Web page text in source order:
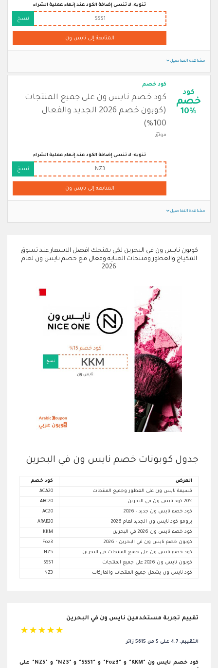
تنويه: لا تنسى إضافة الكود عند إنهاء عملية الشراء
SSS1 نسخ
المتابعة إلى نايس ون
مشاهدة التفاصيل
كود
خصم
10%
كود خصم
كود خصم نايس ون على جميع المنتجات
(كوبون خصم 2026 الجديد والفعال
100%)
موثق
تنويه: لا تنسى إضافة الكود عند إنهاء عملية الشراء
NZ3 نسخ
المتابعة إلى نايس ون
مشاهدة التفاصيل
كوبون نايس ون في البحرين لكي يمنحك افضل الاسعار عند تسوق
المكياج والعطور ومنتجات العناية وفعال مع خصم نايس ون لعام
2026
جدول كوبونات خصم نايس ون في البحرين
العرض
كود خصم
قسيمة نايس ون على العطور وجميع المنتجات
ACA20
20% كود نايس ون في البحرين
ARC20
كود خصم نايس ون جديد - 2026
AC20
برومو كود نايس ون الجديد لعام 2026
ARAB20
كود خصم نايس ون 2026 في البحرين
KKM
كوبون خصم نايس ون في البحرين - 2026
Foz3
كود خصم نايس ون على جميع المنتجات في البحرين
NZ5
كوبون نايس ون 2026 على جميع المنتجات
SSS1
كود نايس ون يشمل جميع المنتجات والماركات
NZ3
تقييم تجربة مستخدمين نايس ون في البحرين
☆ ☆ ☆ ☆ ☆
التقييم: 4.7 على 5 من 5615 زائر
كود خصم نايس ون "KKM" و "Foz3" و "SSS1" و "NZ3" و "NZ5" على